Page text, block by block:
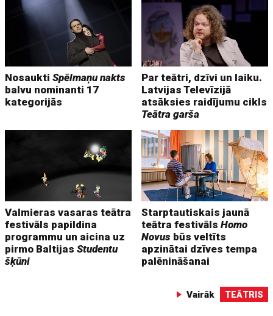
NosauktiSpēlmaņu nakts
balvu nominanti 17
kategorijās
Par teātri, dzīvi un laiku.
Latvijas Televīzijā
atsāksies raidījumu cikls
Teātra garša
Valmieras vasaras teātra
festivāls papildina
programmu un aicina uz
pirmo BaltijasStudentu
šķūni
Starptautiskais jaunā
teātra festivālsHomo
Novus būs veltīts
apzinātai dzīves tempa
palēnināšanai
Vairāk TEĀTRIS